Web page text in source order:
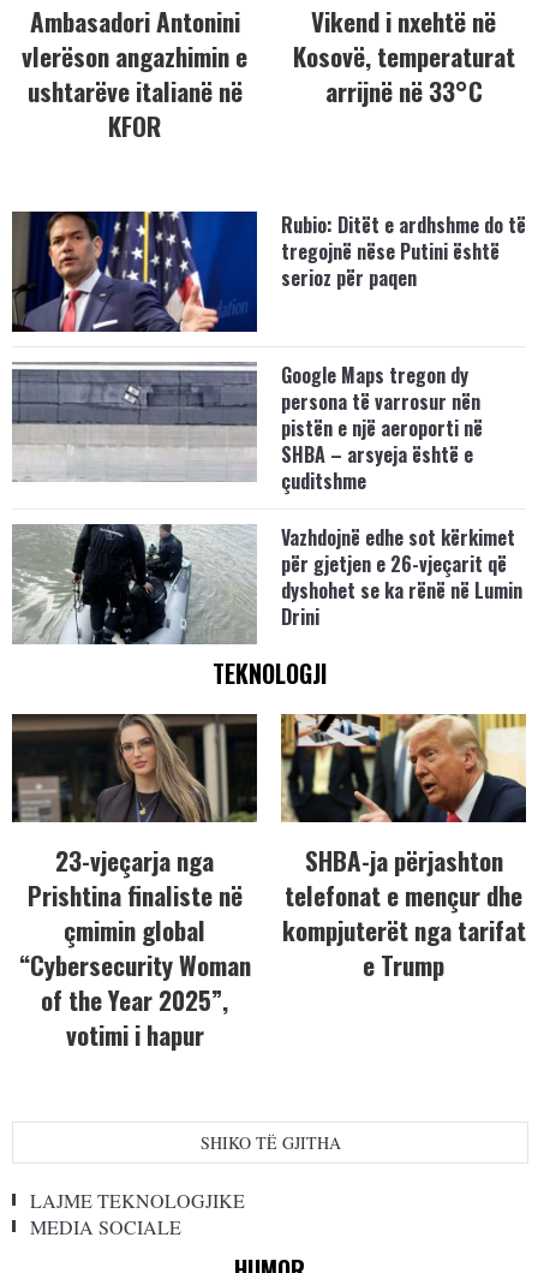
Ambasadori Antonini
vlerëson angazhimin e
ushtarëve italianë në
KFOR
Vikend i nxehtë në
Kosovë, temperaturat
arrijnë në 33°C
Rubio: Ditët e ardhshme do të
tregojnë nëse Putini është
serioz për paqen
Google Maps tregon dy
persona të varrosur nën
pistën e një aeroporti në
SHBA – arsyeja është e
çuditshme
Vazhdojnë edhe sot kërkimet
për gjetjen e 26-vjeçarit që
dyshohet se ka rënë në Lumin
Drini
TEKNOLOGJI
23-vjeçarja nga
Prishtina finaliste në
çmimin global
“Cybersecurity Woman
of the Year 2025”,
votimi i hapur
SHBA-ja përjashton
telefonat e mençur dhe
kompjuterët nga tarifat
e Trump
SHIKO TË GJITHA
LAJME TEKNOLOGJIKE
MEDIA SOCIALE